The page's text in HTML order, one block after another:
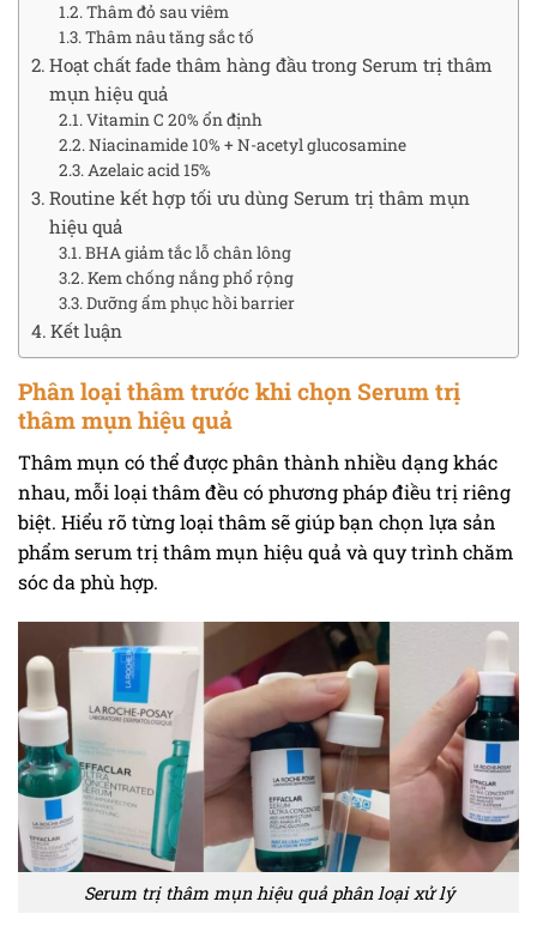
Thâm đỏ sau viêm
Thâm nâu tăng sắc tố
Hoạt chất fade thâm hàng đầu trong Serum trị thâm
mụn hiệu quả
Vitamin C 20% ổn định
Niacinamide 10% + N-acetyl glucosamine
Azelaic acid 15%
Routine kết hợp tối ưu dùng Serum trị thâm mụn
hiệu quả
BHA giảm tắc lỗ chân lông
Kem chống nắng phổ rộng
Dưỡng ẩm phục hồi barrier
Kết luận
Phân loại thâm trước khi chọn Serum trị
thâm mụn hiệu quả
Thâm mụn có thể được phân thành nhiều dạng khác
nhau, mỗi loại thâm đều có phương pháp điều trị riêng
biệt. Hiểu rõ từng loại thâm sẽ giúp bạn chọn lựa sản
phẩm serum trị thâm mụn hiệu quả và quy trình chăm
sóc da phù hợp.
Serum trị thâm mụn hiệu quả phân loại xử lý